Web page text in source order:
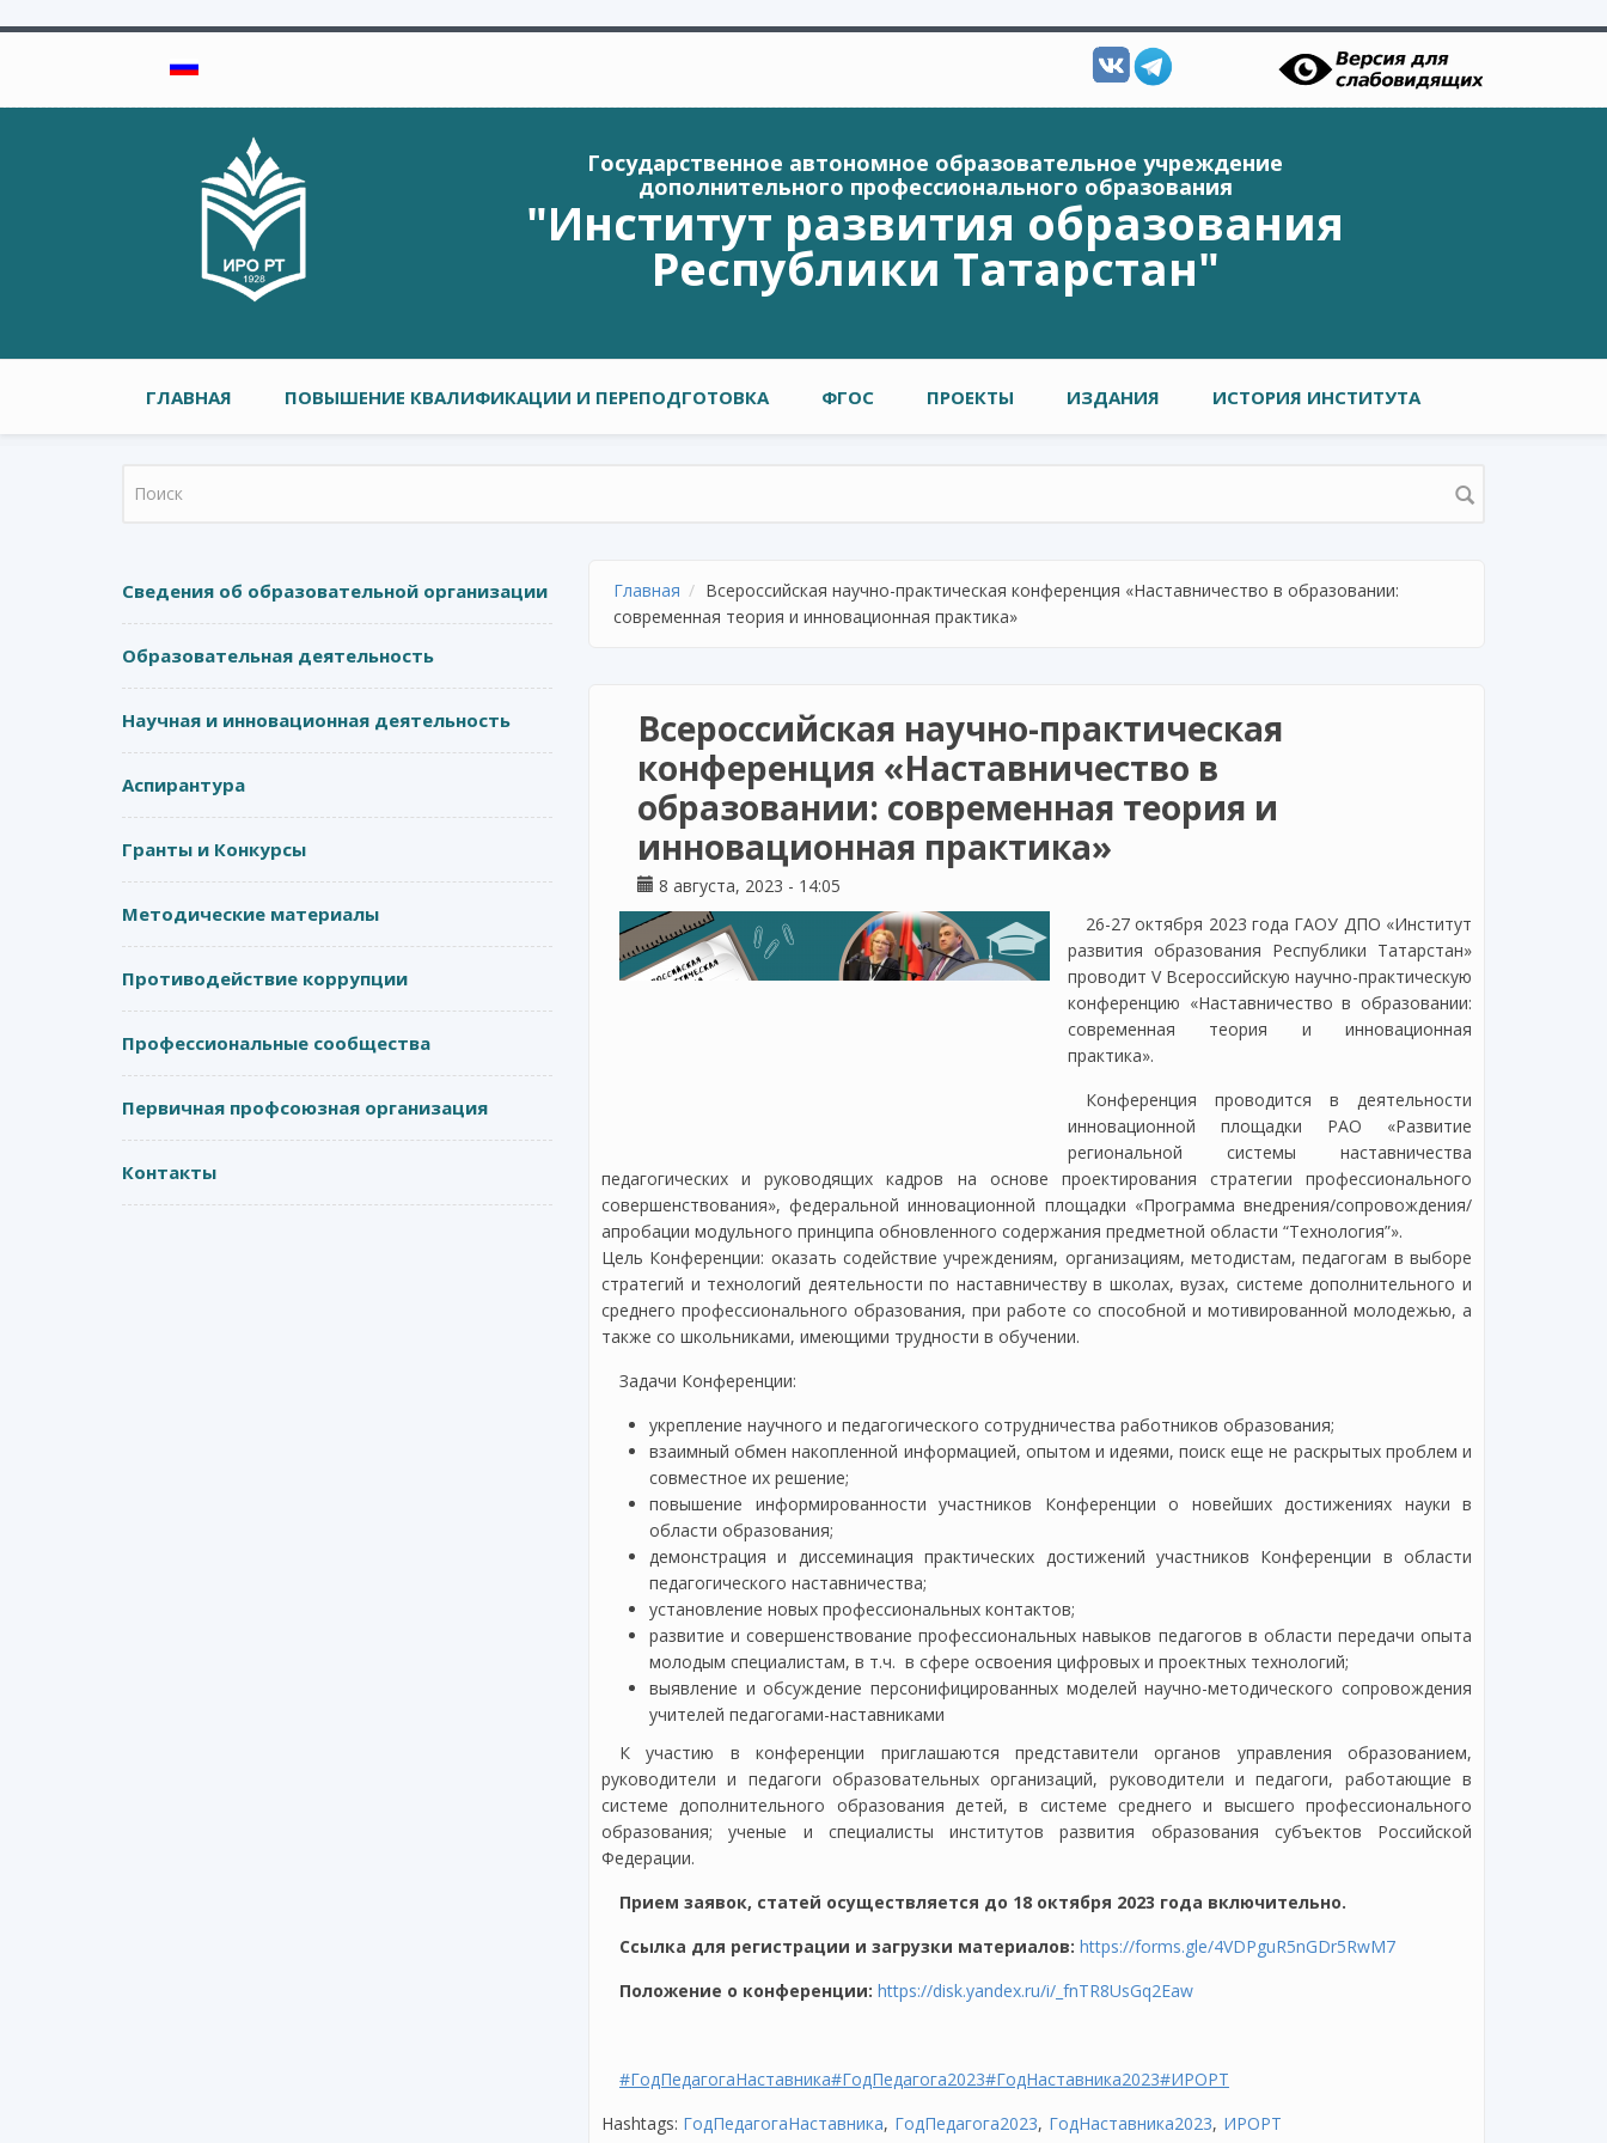
Государственное автономное образовательное учреждение
дополнительного профессионального образования
"Институт развития образования
Республики Татарстан"
Главное меню
ГЛАВНАЯ ПОВЫШЕНИЕ КВАЛИФИКАЦИИ И ПЕРЕПОДГОТОВКА ФГОС ПРОЕКТЫ ИЗДАНИЯ ИСТОРИЯ ИНСТИТУТА
Форма поиска
Сведения об образовательной организации
Образовательная деятельность
Научная и инновационная деятельность
Аспирантура
Гранты и Конкурсы
Методические материалы
Противодействие коррупции
Профессиональные сообщества
Первичная профсоюзная организация
Контакты
Главная
Всероссийская научно-практическая конференция «Наставничество в образовании:
современная теория и инновационная практика»
Всероссийская научно-практическая
конференция «Наставничество в
образовании: современная теория и
инновационная практика»
8 августа, 2023 - 14:05
26-27 октября 2023 года ГАОУ ДПО «Институт
развития образования Республики Татарстан»
проводит V Всероссийскую научно-практическую
конференцию «Наставничество в образовании:
современная теория и инновационная
практика».
Конференция проводится в деятельности
инновационной площадки РАО «Развитие
региональной системы наставничества
педагогических и руководящих кадров на основе проектирования стратегии профессионального
совершенствования», федеральной инновационной площадки «Программа внедрения/сопровождения/
апробации модульного принципа обновленного содержания предметной области “Технология”».
Цель Конференции: оказать содействие учреждениям, организациям, методистам, педагогам в выборе
стратегий и технологий деятельности по наставничеству в школах, вузах, системе дополнительного и
среднего профессионального образования, при работе со способной и мотивированной молодежью, а
также со школьниками, имеющими трудности в обучении.
Задачи Конференции:
укрепление научного и педагогического сотрудничества работников образования;
взаимный обмен накопленной информацией, опытом и идеями, поиск еще не раскрытых проблем и
совместное их решение;
повышение информированности участников Конференции о новейших достижениях науки в
области образования;
демонстрация и диссеминация практических достижений участников Конференции в области
педагогического наставничества;
установление новых профессиональных контактов;
развитие и совершенствование профессиональных навыков педагогов в области передачи опыта
молодым специалистам, в т.ч. в сфере освоения цифровых и проектных технологий;
выявление и обсуждение персонифицированных моделей научно-методического сопровождения
учителей педагогами-наставниками
К участию в конференции приглашаются представители органов управления образованием,
руководители и педагоги образовательных организаций, руководители и педагоги, работающие в
системе дополнительного образования детей, в системе среднего и высшего профессионального
образования; ученые и специалисты институтов развития образования субъектов Российской
Федерации.
Прием заявок, статей осуществляется до 18 октября 2023 года включительно.
Ссылка для регистрации и загрузки материалов: https://forms.gle/4VDPguR5nGDr5RwM7
Положение о конференции: https://disk.yandex.ru/i/_fnTR8UsGq2Eaw
#ГодПедагогаНаставника#ГодПедагога2023#ГодНаставника2023#ИРОРТ
Hashtags: ГодПедагогаНаставника ГодПедагога2023 ГодНаставника2023 ИРОРТ